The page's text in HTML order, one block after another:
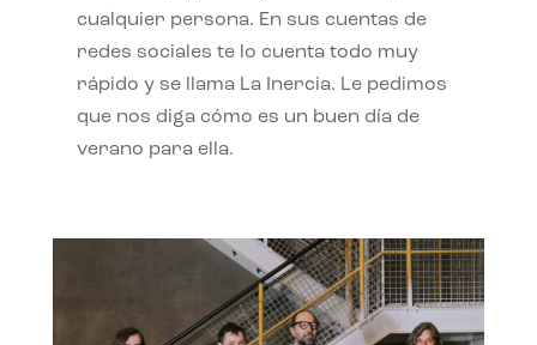
cualquier persona. En sus cuentas de
redes sociales te lo cuenta todo muy
rápido y se llama La Inercia. Le pedimos
que nos diga cómo es un buen día de
verano para ella.